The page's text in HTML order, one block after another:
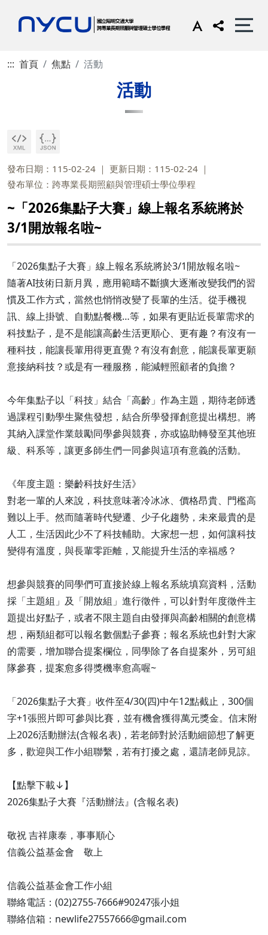
::: 首頁 焦點 活動
活動
發布日期：115-02-24
更新日期：115-02-24
發布單位：跨專業長期照顧與管理碩士學位學程
~「2026集點子大賽」線上報名系統將於
3/1開放報名啦~
「2026集點子大賽」線上報名系統將於3/1開放報名啦~
隨著AI技術日新月異，應用範疇不斷擴大逐漸改變我們的習
慣及工作方式，當然也悄悄改變了長輩的生活。從手機視
訊、線上掛號、自動點餐機…等，如果有更貼近長輩需求的
科技點子，是不是能讓高齡生活更順心、更有趣？有沒有一
種科技，能讓長輩用得更直覺？有沒有創意，能讓長輩更願
意接納科技？或是有一種服務，能減輕照顧者的負擔？
今年集點子以「科技」結合「高齡」作為主題，期待老師透
過課程引動學生聚焦發想，結合所學發揮創意提出構想。將
其納入課堂作業鼓勵同學參與競賽，亦或協助轉發至其他班
級、科系等，讓更多師生們一同參與這項有意義的活動。
《年度主題：樂齡科技好生活》
對老一輩的人來說，科技意味著冷冰冰、價格昂貴、門檻高
難以上手。然而隨著時代變遷、少子化趨勢，未來最貴的是
人工，生活因此少不了科技輔助。大家想一想，如何讓科技
變得有溫度，與長輩零距離，又能提升生活的幸福感？
想參與競賽的同學們可直接於線上報名系統填寫資料，活動
採「主題組」及「開放組」進行徵件，可以針對年度徵件主
題提出好點子，或者不限主題自由發揮與高齡相關的創意構
想，兩類組都可以報名數個點子參賽；報名系統也針對大家
的需要，增加聯合提案欄位，同學除了各自提案外，另可組
隊參賽，提案愈多得獎機率愈高喔~
「2026集點子大賽」收件至4/30(四)中午12點截止，300個
字+1張照片即可參與比賽，並有機會獲得萬元獎金。信末附
上2026活動辦法(含報名表)，若老師對於活動細節想了解更
多，歡迎與工作小組聯繫，若有打擾之處，還請老師見諒。
【點擊下載↓】
2026集點子大賽『活動辦法』(含報名表)
敬祝 吉祥康泰，事事順心
信義公益基金會 敬上
信義公益基金會工作小組
聯絡電話：(02)2755-7666#90247張小姐
聯絡信箱：newlife27557666@gmail.com